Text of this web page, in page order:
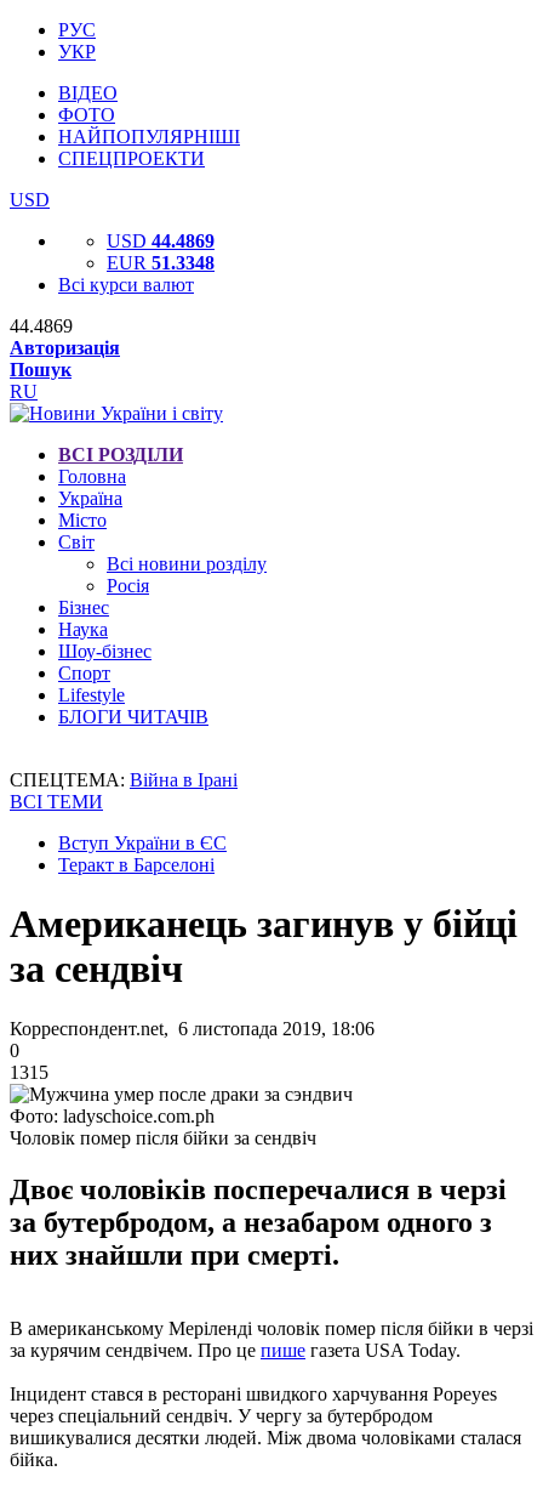
РУС
УКР
ВІДЕО
ФОТО
НАЙПОПУЛЯРНІШІ
СПЕЦПРОЕКТИ
USD
USD 44.4869
EUR 51.3348
Всі курси валют
44.4869
Авторизація
Пошук
RU
ВСІ РОЗДІЛИ
Головна
Україна
Місто
Світ
Всі новини розділу
Росія
Бізнес
Наука
Шоу-бізнес
Спорт
Lifestyle
БЛОГИ ЧИТАЧІВ
СПЕЦТЕМА: Війна в Ірані
ВСІ ТЕМИ
Вступ України в ЄС
Теракт в Барселоні
Американець загинув у бійці
за сендвіч
Корреспондент.net, 6 листопада 2019, 18:06
0
1315
Фото: ladyschoice.com.ph
Чоловік помер після бійки за сендвіч
Двоє чоловіків посперечалися в черзі
за бутербродом, а незабаром одного з
них знайшли при смерті.
В американському Меріленді чоловік помер після бійки в черзі
за курячим сендвічем. Про це пише газета USA Today.
Інцидент стався в ресторані швидкого харчування Рopeyes
через спеціальний сендвіч. У чергу за бутербродом
вишикувалися десятки людей. Між двома чоловіками сталася
бійка.